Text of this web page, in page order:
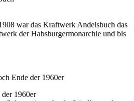
war das Kraftwerk Andelsbuch das
der Habsburgermonarchie und bis
1960er